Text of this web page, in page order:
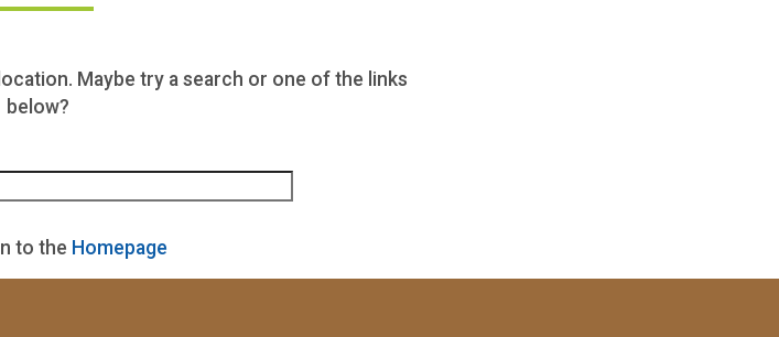
Maybe try a search or one of the links
below?
to the Homepage